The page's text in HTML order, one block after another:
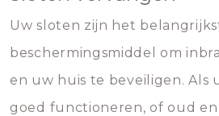
Uw sloten zijn het
beschermingsmiddel om
en uw huis te beveiligen. Als
goed functioneren, of oud